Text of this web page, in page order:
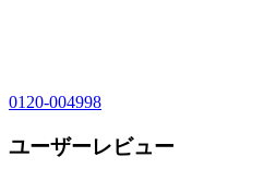
0120-004998
ユーザーレビュー